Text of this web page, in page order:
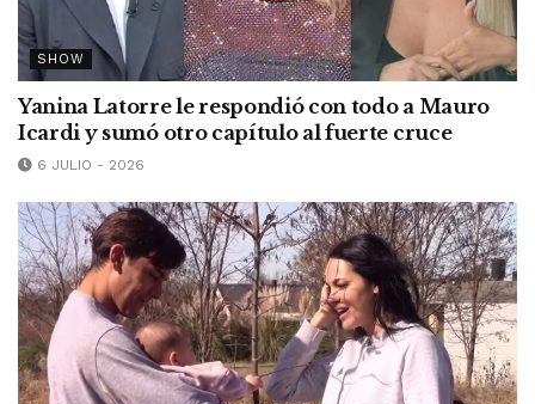
SHOW
Yanina Latorre le respondió con todo a Mauro
Icardi y sumó otro capítulo al fuerte cruce
6 JULIO - 2026